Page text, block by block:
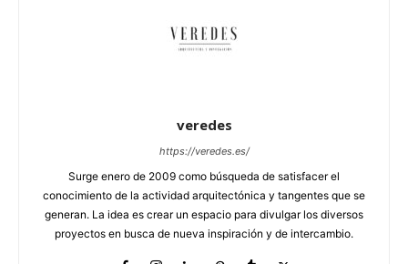
veredes
https://veredes.es/
Surge enero de 2009 como búsqueda de satisfacer el
conocimiento de la actividad arquitectónica y tangentes que se
generan. La idea es crear un espacio para divulgar los diversos
proyectos en busca de nueva inspiración y de intercambio.